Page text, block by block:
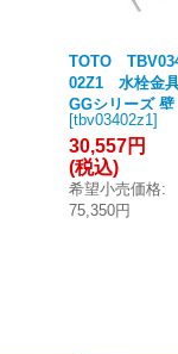
TOTO
02Z1 水栓金
GGシリーズ 壁
付サーモスタッ
ト混合水栓 (コン
フォートウエー
ブクリック) スパ
ウト170mm 寒
[tbv03402z1]
30,557円
(税込)
希望小売価格:
75,350円